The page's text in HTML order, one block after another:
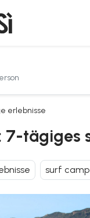
erlebnisse
surfcamp
7-tägiges
surf camp